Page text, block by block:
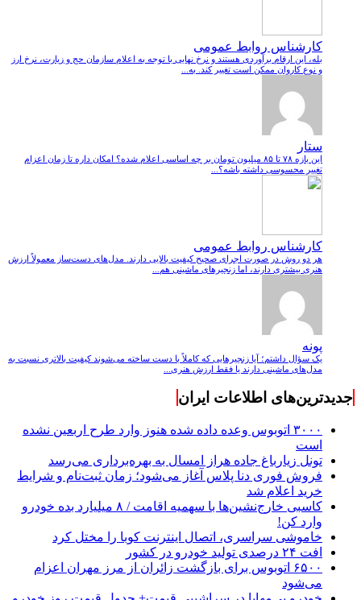
کارشناس روابط عمومی
بله، این ارقام برآوردی هستند و نرخ نهایی با توجه به اعلام سازمان حج و زیارت، نرخ ارز
و نوع کاروان ممکن است تغییر کند. به...
ستار
این بازه ۷۸ تا ۸۵ میلیون تومان بر چه اساسی اعلام شده؟ امکان داره تا زمان اعزام
تغییر محسوسی داشته باشه؟...
کارشناس روابط عمومی
هر دو روش در صورت اجرای صحیح کیفیت بالایی دارند. مدل‌های دست‌ساز معمولاً ارزش
هنری بیشتری دارند، اما زنجیرهای ماشینی هم...
پونه
یک سؤال داشتم؛ آیا زنجیرهایی که کاملاً با دست ساخته می‌شوند کیفیت بالاتری نسبت به
مدل‌های ماشینی دارند یا فقط ارزش هنری...
جدیدترین‌های اطلاعات ایران
۳۰۰۰ اتوبوس وعده داده شده هنوز وارد طرح اربعین نشده
است
تونل زیارباغ جاده هراز امسال به بهره‌برداری می‌رسد
فروش فوری دنا پلاس آغاز می‌شود؛ زمان ثبت‌نام و شرایط
خرید اعلام شد
کاسبی خارج‌نشین‌ها با سهمیه اقامت / ۸ میلیارد بده خودرو
وارد کن!
خاموشی سراسری، اتصال اینترنت کوبا را مختل کرد
افت ۲۴ درصدی تولید خودرو در کشور
۶۵۰۰ اتوبوس برای بازگشت زائران از مرز مهران اعزام
می‌شود